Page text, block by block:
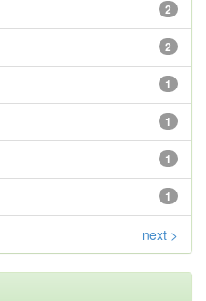
2
2
1
1
1
1
next >